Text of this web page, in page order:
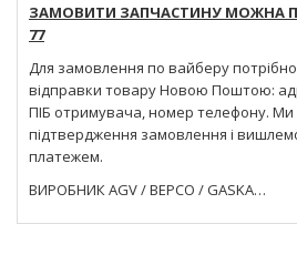
ЗАМОВИТИ ЗАПЧАСТИНУ МОЖНА ПО
77
Для замовлення по вайберу потрібно
відправки товару Новою Поштою:
ПІБ отримувача, номер телефону.
підтвердження замовлення і
платежем.
ВИРОБНИК AGV / BEPCO / GASKA…